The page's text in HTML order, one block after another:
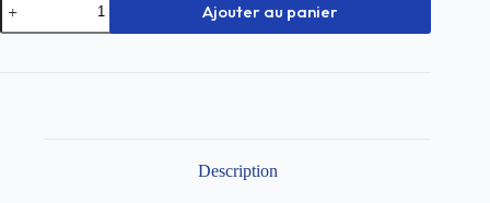
de
Stickers
Ajouter au panier
Description